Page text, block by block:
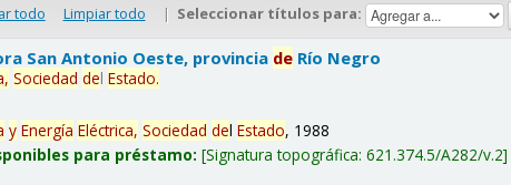
todo Limpiar todo | Seleccionar títulos para:
San Antonio Oeste, provincia de Río Negro
Sociedad delEstado.
y Energía Eléctrica, Sociedad delEstado, 1988
para préstamo: Signatura topográfica:621.374.5/A282/v.2